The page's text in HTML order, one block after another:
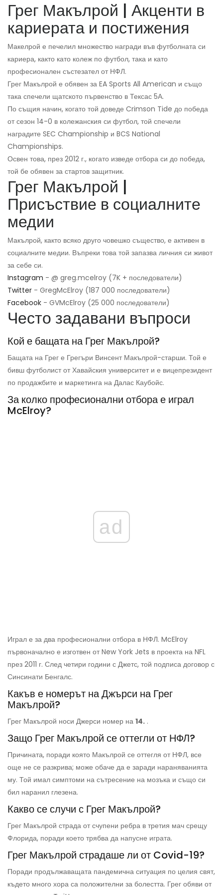
Грег Макълрой | Акценти в
кариерата и постижения
Макелрой е печелил множество награди във футболната си
кариера, както като колеж по футбол, така и като
професионален състезател от НФЛ.
Грег Макълрой е обявен за EA Sports All American и също
така спечели щатското първенство в Тексас 5А.
По същия начин, когато той доведе Crimson Tide до победа
от сезон 14-0 в колежанския си футбол, той спечели
наградите SEC Championship и BCS National
Championships.
Освен това, през 2012 г., когато изведе отбора си до победа,
той бе обявен за стартов защитник.
Грег Макълрой |
Присъствие в социалните
медии
Макълрой, както всяко друго човешко същество, е активен в
социалните медии. Въпреки това той запазва личния си живот
за себе си.
Instagram - @ greg.mcelroy (7K + последователи)
Twitter - GregMcElroy (187 000 последователи)
Facebook - GVMcElroy (25 000 последователи)
Често задавани въпроси
Кой е бащата на Грег Макълрой?
Бащата на Грег е Грегъри Винсент Макълрой-старши. Той е
бивш футболист от Хавайския университет и е вицепрезидент
по продажбите и маркетинга на Далас Каубойс.
За колко професионални отбора е играл
McElroy?
ad
Играл е за два професионални отбора в НФЛ. McElroy
първоначално е изготвен от New York Jets в проекта на NFL
през 2011 г. След четири години с Джетс, той подписа договор с
Синсинати Бенгалс.
Какъв е номерът на Джърси на Грег
Макълрой?
Грег Макълрой носи Джерси номер на 14. .
Защо Грег Макълрой се оттегли от НФЛ?
Причината, поради която Макълрой се оттегля от НФЛ, все
още не се разкрива; може обаче да е заради нараняванията
му. Той имал симптоми на сътресение на мозъка и също си
бил наранил глезена.
Какво се случи с Грег Макълрой?
Грег Макълрой страда от счупени ребра в третия мач срещу
Флорида, поради което трябва да напусне играта.
Грег Макълрой страдаше ли от Covid-19?
Поради продължаващата пандемична ситуация по целия свят,
където много хора са положителни за болестта. Грег обяви от